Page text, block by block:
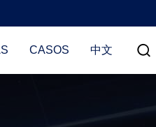
CASOS 中文